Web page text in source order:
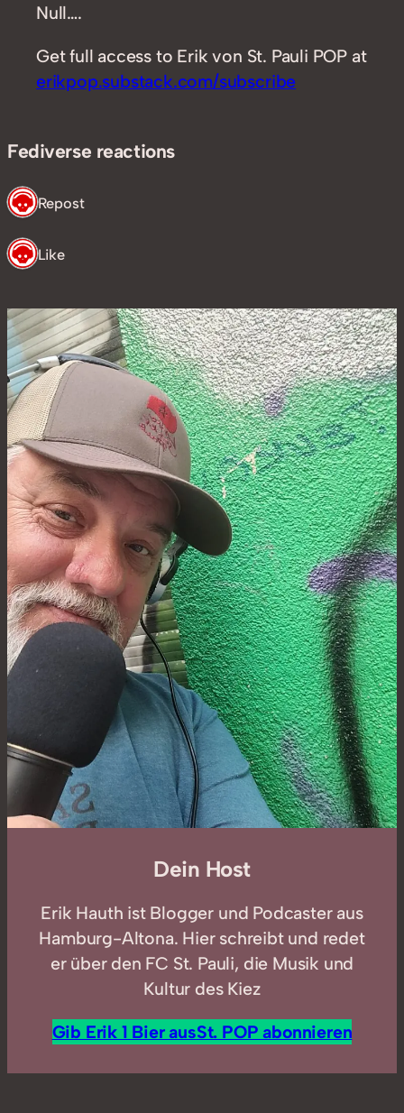
Null….
Get full access to Erik von St. Pauli POP at
erikpop.substack.com/subscribe
Fediverse reactions
1 Repost
1 Like
Dein Host
Erik Hauth ist Blogger und Podcaster aus
Hamburg-Altona. Hier schreibt und redet
er über den FC St. Pauli, die Musik und
Kultur des Kiez
Gib Erik 1 Bier ausSt. POP abonnieren